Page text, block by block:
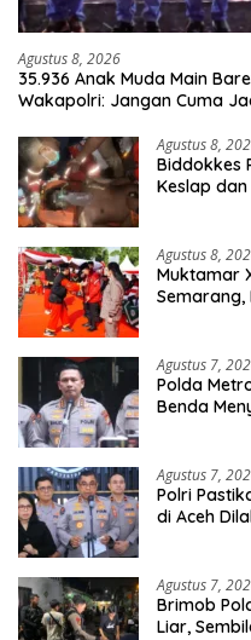
Agustus 8, 2026
35.936 Anak Muda Main
Wakapolri: Jangan Cuma
Agustus 8,
Biddokkes
Keslap
Agustus 8,
Muktamar
Semarang,
Agustus 7,
Polda
Benda
Agustus 7,
Polri
di Aceh
Agustus 7,
Brimob
Liar,